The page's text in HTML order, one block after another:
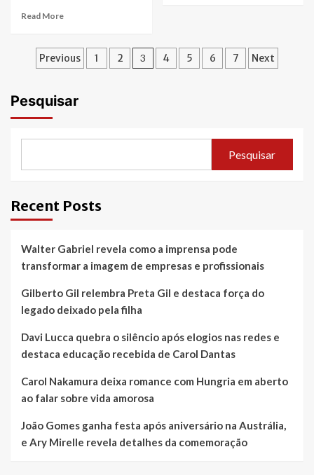
Orlando
nos
EUA
Read MoreRead
Be8
transforma
Brazil
de
energética
vanguarda
Paginação
posts
Previous 1 2 3 4 5 6 7 Next
Pesquisar
Pesquisar
Recent Posts
Walter Gabriel revela como a imprensa pode
transformar a imagem de empresas e profissionais
Gilberto Gil relembra Preta Gil e destaca força do
legado deixado pela filha
Davi Lucca quebra o silêncio após elogios nas redes e
destaca educação recebida de Carol Dantas
Carol Nakamura deixa romance com Hungria em aberto
ao falar sobre vida amorosa
João Gomes ganha festa após aniversário na Austrália,
e Ary Mirelle revela detalhes da comemoração